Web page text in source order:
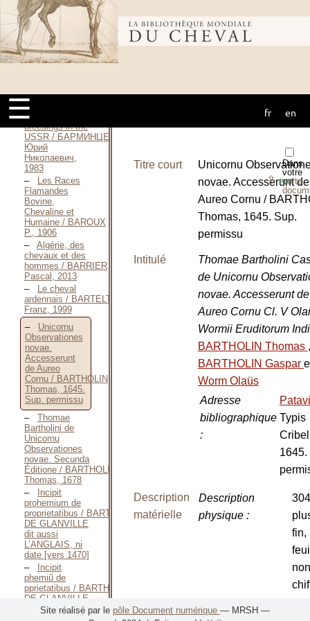
Bibliothèque
mondiale du
cheval
☰ fr en
PRÉAUDEAU
Philippe, 1991
Le cheval
arabe —
2002 / BARBIÉ
DE
Коневодство в
СССР / Horse
breedings in the
USSR / БАРМИНЦЕВ
Юрий
Николаевич,
1983
Les Races
Flamandes
Bovine,
Chevaline et
Humaine / BAROUX
P., 1906
Algérie, des
chevaux et des
hommes / BARRIER
Pascal, 2013
Le cheval
ardennais / BARTELT
Franz, 1999
Unicornu
Observationes
novae.
Accesserunt
de Aureo
Cornu / BARTHOLIN
Thomas, 1645.
Sup. permissu
Thomae
Bartholini de
Unicornu
Observationes
novae. Secunda
Éditione / BARTHOLIN
Thomas, 1678
Incipit
prohemium de
proprietatibus / BARTHELEMY
DE GLANVILLE
dit aussi
L’ANGLAIS, ni
date [vers 1470]
Incipit
phemiũ de
pprietatibus / BARTHELEMY
DE GLANVILLE
dit aussi
Dans
votre
porte-
⇪PDF
Titre court
Unicornu
novae. Accesserunt de
Aureo Cornu /
Thomas, 1645. Sup.
permissu
Intitulé
Thomae Bartholini
de Unicornu
novae. Accesserunt de
Aureo Cornu Cl. V Olai
Wormii Eruditorum
BARTHOLIN Thomas ,
BARTHOLIN Gaspar
Worm Olaüs
Adresse
bibliographique
:
Typis
1645.
Description
matérielle
Description
physique:
fin,
non
Site réalisé par le pôle Document numérique — MRSH —